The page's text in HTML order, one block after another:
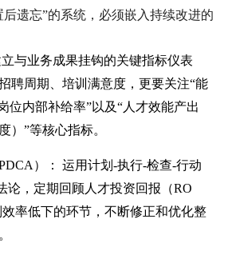
后遗忘”的系统，必须嵌入持续改进的
与业务成果挂钩的关键指标仪表
聘周期、培训满意度，更要关注“能
位内部补给率”以及“人才效能产出
）”等核心指标。
）：
运用计划-执行-检查-行动
论，定期回顾人才投资回报（RO
率低下的环节，不断修正和优化整